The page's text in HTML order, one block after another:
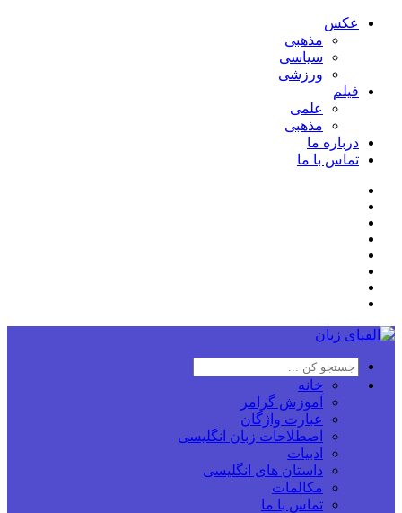
عکس
مذهبی
سیاسی
ورزشی
فیلم
علمی
مذهبی
درباره ما
تماس با ما
خانه
آموزش گرامر
عبارت واژگان
اصطلاحات زبان انگلیسی
ادبیات
داستان های انگلیسی
مکالمات
تماس با ما